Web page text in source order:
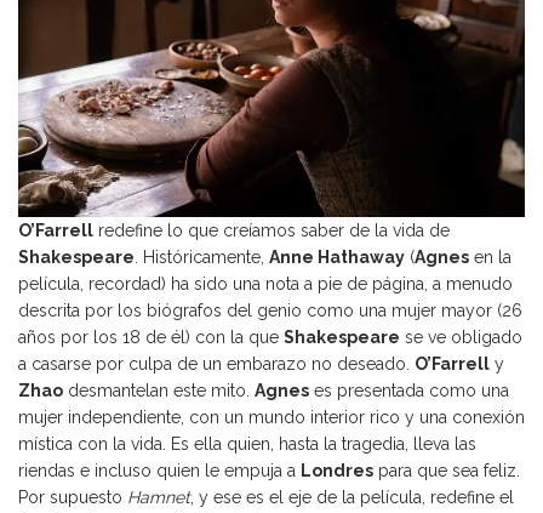
O’Farrell redefine lo que creíamos saber de la vida de
Shakespeare. Históricamente, Anne Hathaway (Agnes en la
película, recordad) ha sido una nota a pie de página, a menudo
descrita por los biógrafos del genio como una mujer mayor (26
años por los 18 de él) con la que Shakespeare se ve obligado
a casarse por culpa de un embarazo no deseado. O’Farrell y
Zhao desmantelan este mito. Agnes es presentada como una
mujer independiente, con un mundo interior rico y una conexión
mística con la vida. Es ella quien, hasta la tragedia, lleva las
riendas e incluso quien le empuja a Londres para que sea feliz.
Por supuesto Hamnet, y ese es el eje de la película, redefine el